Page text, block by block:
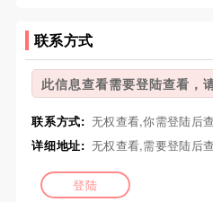
联系方式
此信息查看需要登陆查看，
联系方式: 无权查看,你需登陆后
详细地址: 无权查看,需要登陆后
登陆